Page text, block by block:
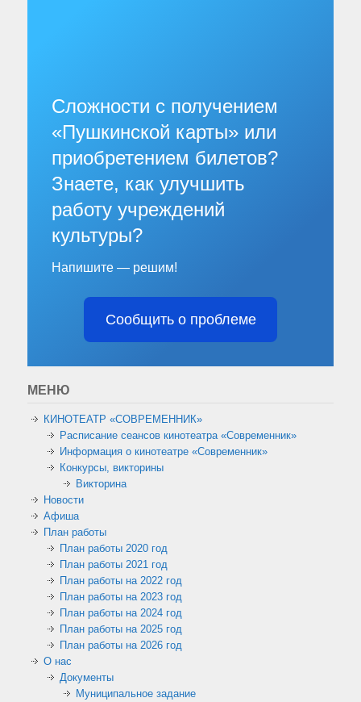
Сложности с получением
«Пушкинской карты» или
приобретением билетов?
Знаете, как улучшить
работу учреждений
культуры?
Напишите — решим!
Сообщить о проблеме
МЕНЮ
КИНОТЕАТР «СОВРЕМЕННИК»
Расписание сеансов кинотеатра «Современник»
Информация о кинотеатре «Современник»
Конкурсы, викторины
Викторина
Новости
Афиша
План работы
План работы 2020 год
План работы 2021 год
План работы на 2022 год
План работы на 2023 год
План работы на 2024 год
План работы на 2025 год
План работы на 2026 год
О нас
Документы
Муниципальное задание